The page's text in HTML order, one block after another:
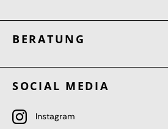
BERATUNG
SOCIAL MEDIA
Instagram